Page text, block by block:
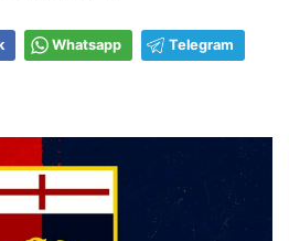
Whatsapp Telegram